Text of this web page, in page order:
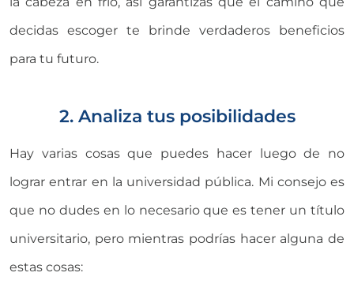
decidas escoger te brinde verdaderos beneficios
para tu futuro.
2. Analiza tus posibilidades
Hay varias cosas que puedes hacer luego de no
lograr entrar en la universidad pública. Mi consejo es
que no dudes en lo necesario que es tener un título
universitario, pero mientras podrías hacer alguna de
estas cosas: